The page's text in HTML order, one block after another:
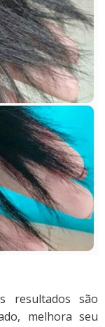
resultados são
melhora seu